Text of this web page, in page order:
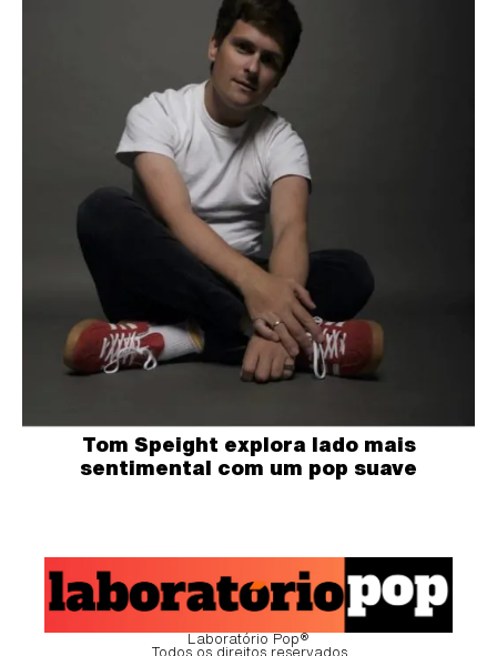
Tom Speight explora lado mais
sentimental com um pop suave
Laboratório Pop®
Todos os direitos reservados